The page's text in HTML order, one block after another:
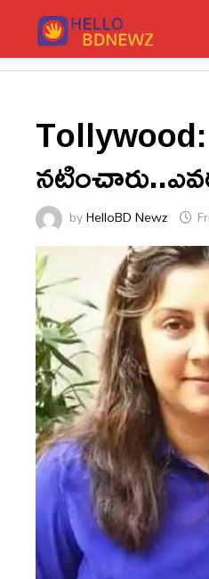
content
Tollywood:
byHelloBD Newz